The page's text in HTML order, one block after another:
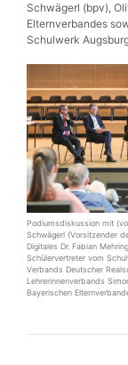
Schwägerl (bpv),
Elternverbandes
Schulwerk
Podiumsdiskussion mit
Schwägerl (Vorsitzender
Digitales Dr. Fabian
Schülervertreter vom
Verbands Deutscher
Lehrerinnenverbands
Bayerischen